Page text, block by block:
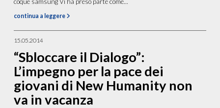
continua a leggere
15.05.2014
“Sbloccare il Dialogo”:
L’impegno per la pace dei
giovani di New Humanity non
va in vacanza